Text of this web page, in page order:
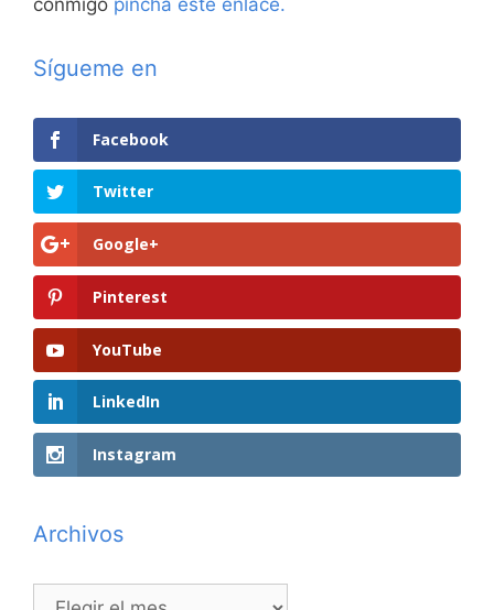
Sígueme en
Facebook
Twitter
Google+
Pinterest
YouTube
LinkedIn
Instagram
Archivos
Archivos